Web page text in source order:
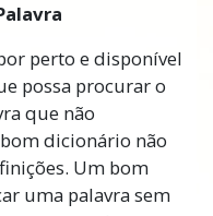
perto e disponível
possa procurar o
que não
dicionário não
Um bom
uma palavra sem